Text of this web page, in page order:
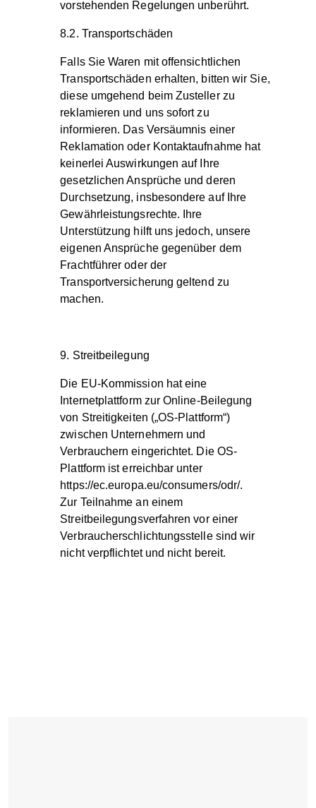
vorstehenden Regelungen unberührt.
8.2. Transportschäden
Falls Sie Waren mit offensichtlichen
Transportschäden erhalten, bitten wir Sie,
diese umgehend beim Zusteller zu
reklamieren und uns sofort zu
informieren. Das Versäumnis einer
Reklamation oder Kontaktaufnahme hat
keinerlei Auswirkungen auf Ihre
gesetzlichen Ansprüche und deren
Durchsetzung, insbesondere auf Ihre
Gewährleistungsrechte. Ihre
Unterstützung hilft uns jedoch, unsere
eigenen Ansprüche gegenüber dem
Frachtführer oder der
Transportversicherung geltend zu
machen.
9. Streitbeilegung
Die EU-Kommission hat eine
Internetplattform zur Online-Beilegung
von Streitigkeiten („OS-Plattform“)
zwischen Unternehmern und
Verbrauchern eingerichtet. Die OS-
Plattform ist erreichbar unter
https://ec.europa.eu/consumers/odr/.
Zur Teilnahme an einem
Streitbeilegungsverfahren vor einer
Verbraucherschlichtungsstelle sind wir
nicht verpflichtet und nicht bereit.